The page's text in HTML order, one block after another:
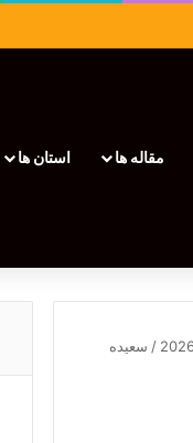
مقاله ها استان ها
/ سعیده